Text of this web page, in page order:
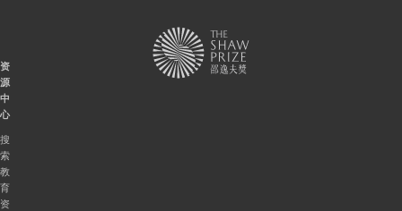
资
源
中
心
搜
索
教
育
资